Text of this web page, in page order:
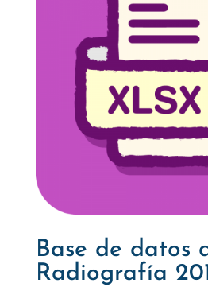
Base de datos
Radiografía